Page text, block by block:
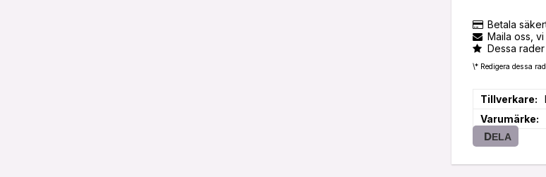
Betala
Maila oss,
Dessa
\* Redigera dessa
Tillverkare
Varumärke
DELA